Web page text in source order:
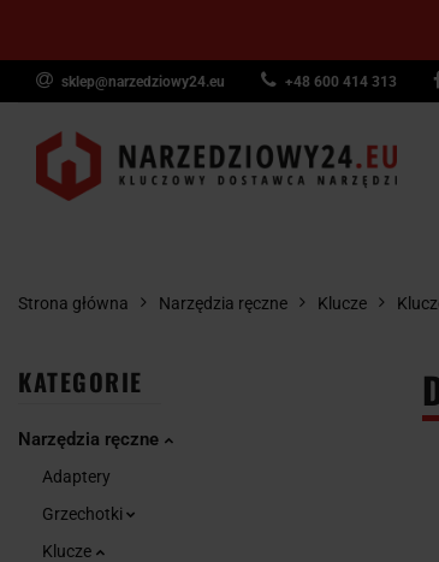
sklep@narzedziowy24.eu +48 600 414 313
Strona główna Narzędzia ręczne Klucze
KATEGORIE
Narzędzia ręczne
Adaptery
Grzechotki
Klucze